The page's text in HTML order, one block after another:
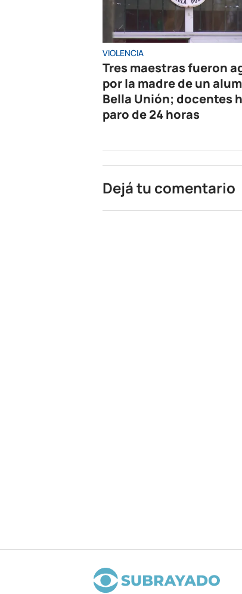
VIOLENCIA
Tres maestras fueron
por la madre de un
Bella Unión; docentes
paro de 24 horas
Dejá tu comentario